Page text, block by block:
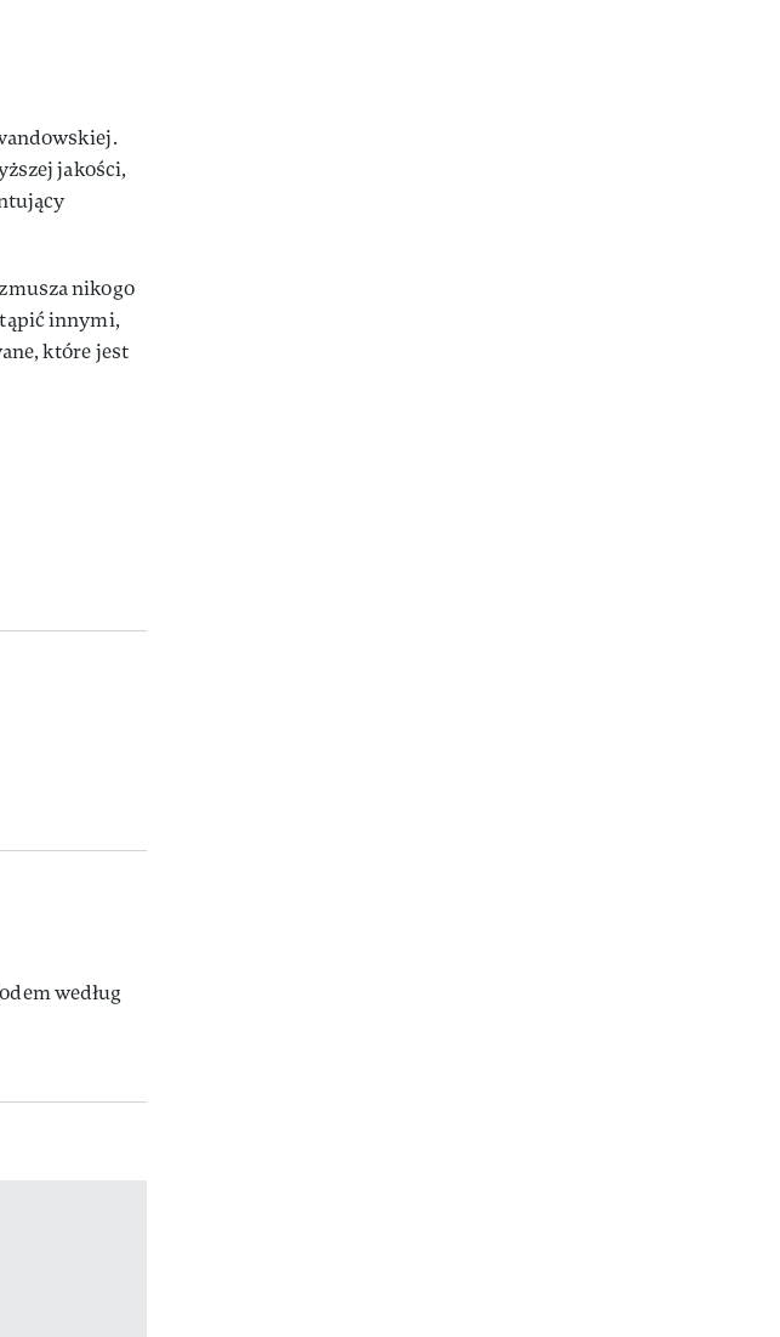
jakości,
nikogo
innymi,
które jest
według